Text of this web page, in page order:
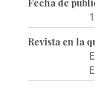
Revista en la